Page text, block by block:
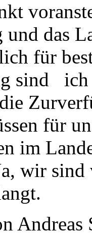
und das
für
sind ich
für
im
wir
Andreas